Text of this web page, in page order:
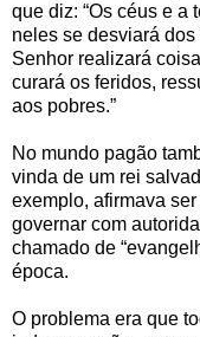
que diz: “Os céus e a
neles se desviará
Senhor realizará
curará os feridos,
aos pobres.”
No mundo pagão
vinda de um rei
exemplo, afirmava
governar com
chamado de
época.
O problema era que